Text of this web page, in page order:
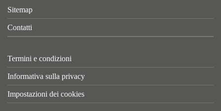
Sitemap
Contatti
Termini e condizioni
Informativa sulla privacy
Impostazioni dei cookies